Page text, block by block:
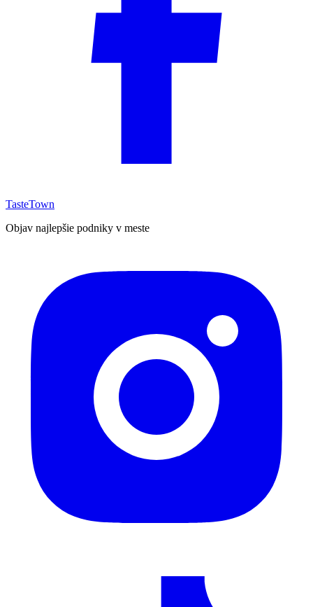
TasteTown
Objav najlepšie podniky v meste